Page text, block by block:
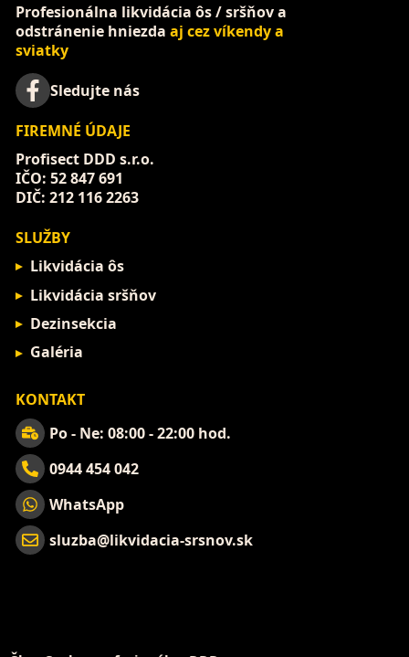
Profesionálna likvidácia ôs / sršňov a
odstránenie hniezda aj cez víkendy a
sviatky
Sledujte nás
FIREMNÉ ÚDAJE
Profisect DDD s.r.o.
IČO: 52 847 691
DIČ: 212 116 2263
SLUŽBY
Likvidácia ôs
Likvidácia sršňov
Dezinsekcia
Galéria
KONTAKT
Po - Ne: 08:00 - 22:00 hod.
0944 454 042
WhatsApp
sluzba@likvidacia-srsnov.sk